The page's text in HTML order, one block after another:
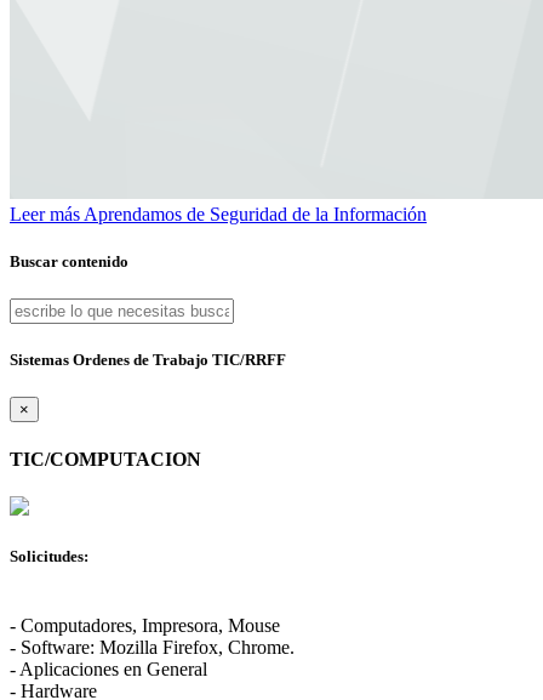
Leer más Aprendamos de Seguridad de la Información
Buscar contenido
Sistemas Ordenes de Trabajo TIC/RRFF
×
TIC/COMPUTACION
Solicitudes:
- Computadores, Impresora, Mouse
- Software: Mozilla Firefox, Chrome.
- Aplicaciones en General
- Hardware